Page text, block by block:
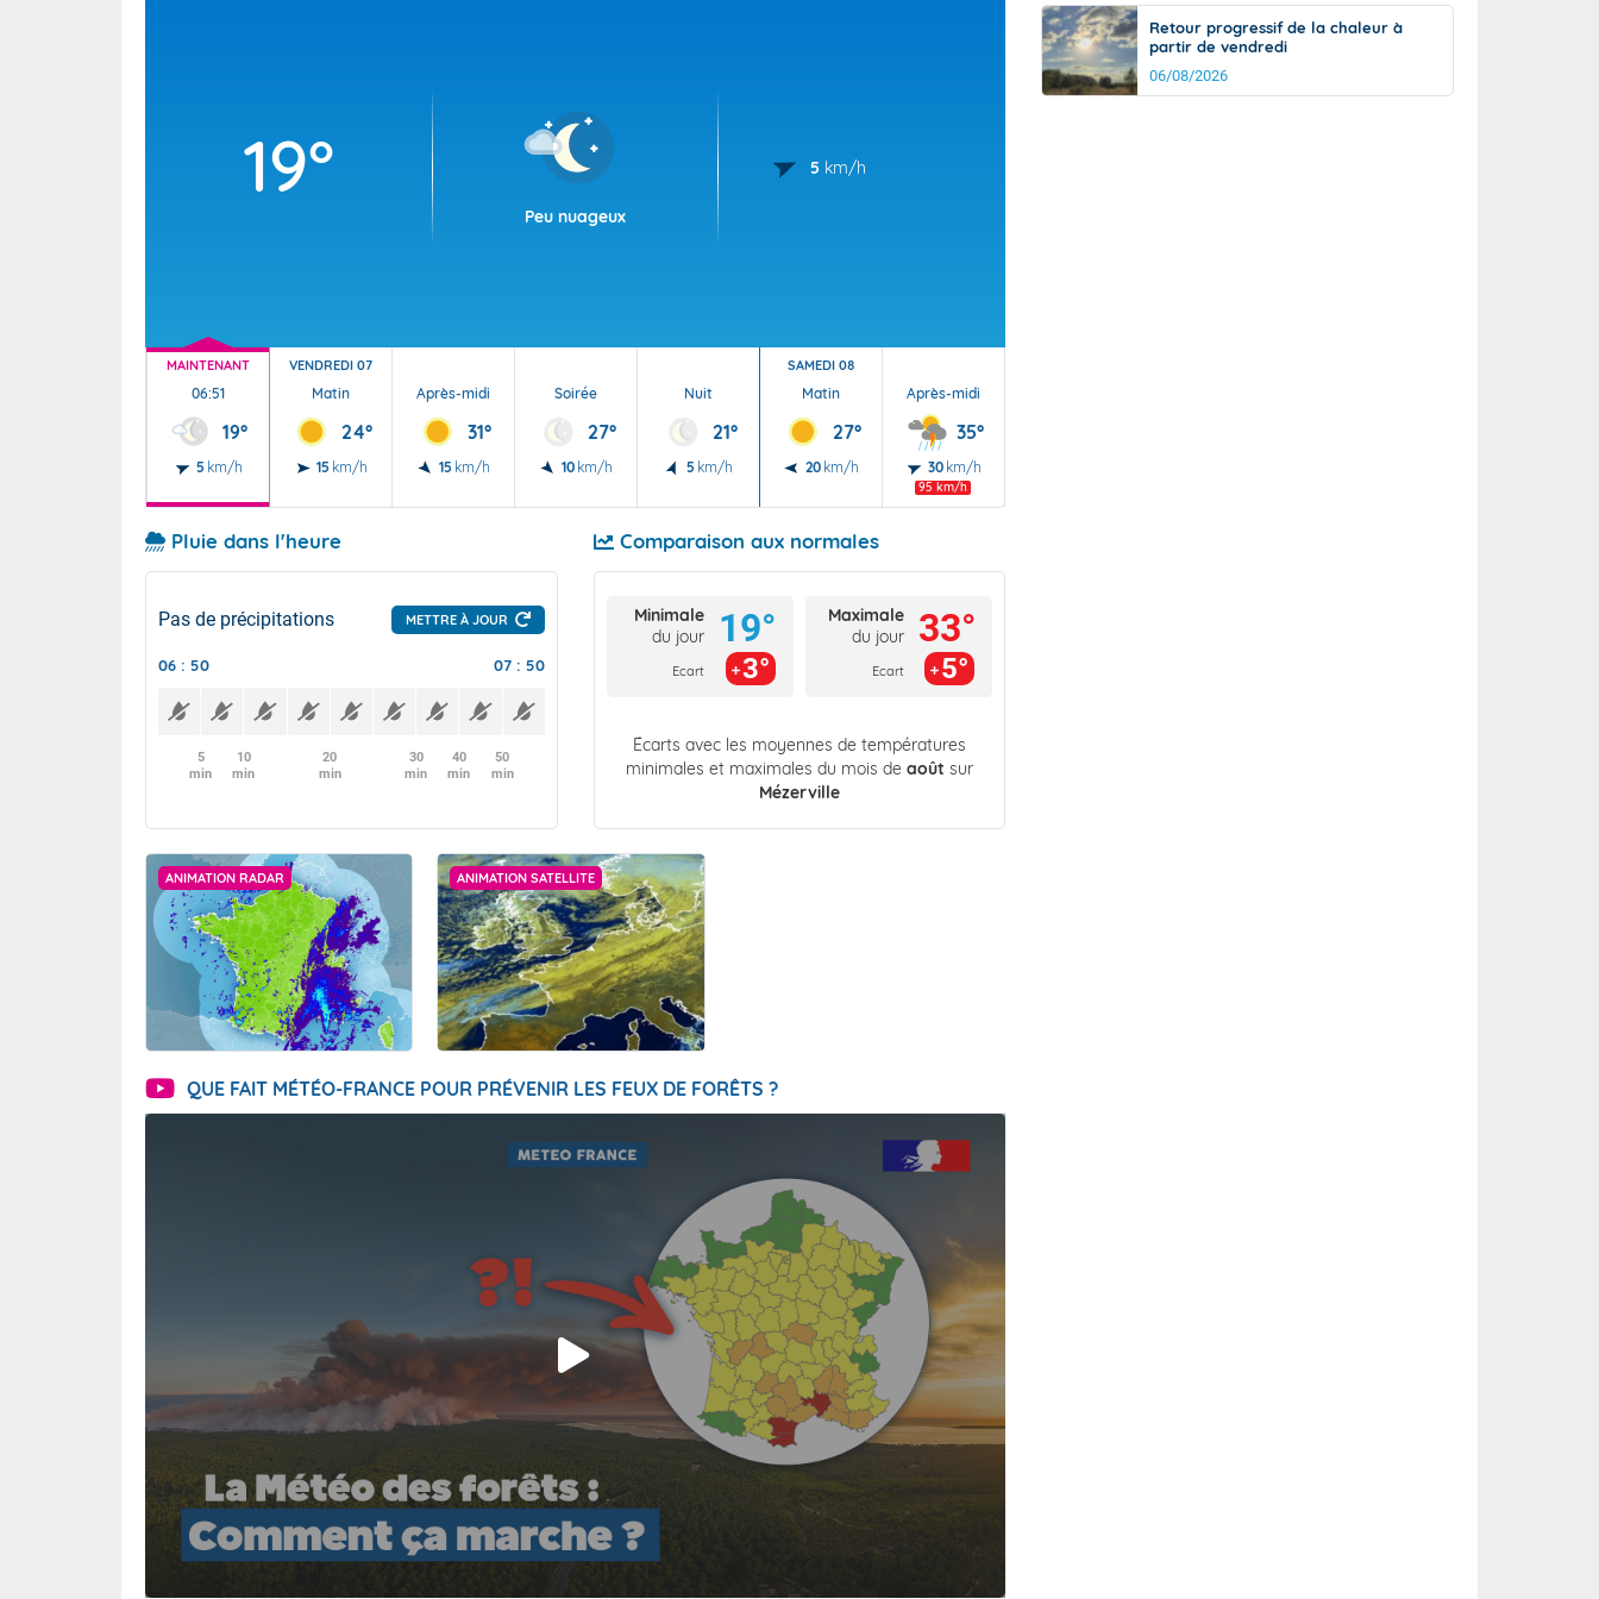
19°
Peu nuageux
5 km/h
MAINTENANT
06:51
19°
5 km/h
VENDREDI 07
Matin
24°
15 km/h
Après-midi
31°
15 km/h
Soirée
27°
10 km/h
Nuit
21°
5 km/h
SAMEDI 08
Matin
27°
20 km/h
Après-midi
35°
30 km/h
95 km/h
Pluie dans l'heure
Pas de précipitations METTRE À JOUR
06 : 50 07 : 50
5
min
10
min
20
min
30
min
40
min
50
min
Comparaison aux normales
Minimale
du jour
Ecart
19°
3°
Maximale
du jour
Ecart
33°
5°
Écarts avec les moyennes de températures
minimales et maximales du mois de août sur
Mézerville
ANIMATION RADAR ANIMATION SATELLITE
QUE FAIT MÉTÉO-FRANCE POUR PRÉVENIR LES FEUX DE FORÊTS ?
Retour progressif de la chaleur à
partir de vendredi
06/08/2026